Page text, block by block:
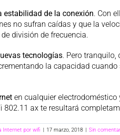
estabilidad de la conexión. Con
no sufran caídas y que la
división de frecuencia.
tecnologías. Pero tranquilo,
la capacidad
en cualquier
802.11 ax te resultará
Internet por wifi 17 marzo, 2018 Sin